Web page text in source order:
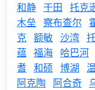
和静 于田 托克
木垒 察布查尔
克 额敏 沙湾
蕴 福海 哈巴河
耆 和硕 博湖
阿克陶
阿合奇